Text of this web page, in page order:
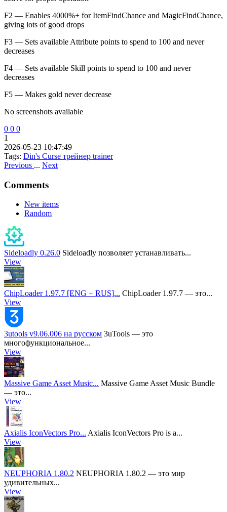
F2 — Enables 4000%+ for ItemFindChance and MagicFindChance,
giving lots of good drops
F3 — Sets available Attribute points to spend to 100 and never
decreases
F4 — Sets available Skill points to spend to 100 and never
decreases
F5 — Makes gold never decrease
No screenshots available
0 0 0
1
2026-05-23 10:47:49
Tags: Din's Curse трейнер trainer
Previous ... Next
Comments
New items
Random
Sideloadly 0.26.0 Sideloadly позволяет устанавливать...
View
ChipLoader 1.97.7 [ENG + RUS]... ChipLoader 1.97.7 — это...
View
3utools v9.06.006 на русском 3uTools — это
многофункциональное...
View
Massive Game Asset Music... Massive Game Asset Music Bundle
— это...
View
Axialis IconVectors Pro... Axialis IconVectors Pro is a...
View
NEUPHORIA 1.80.2 NEUPHORIA 1.80.2 — это мир
удивительных...
View